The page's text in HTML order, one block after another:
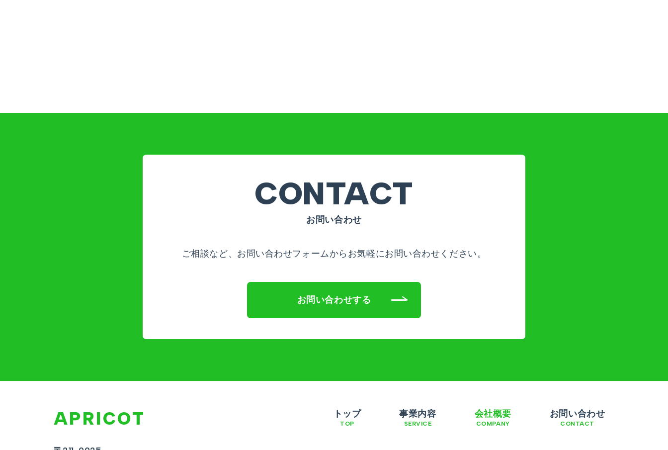
CONTACT
お問い合わせ
ご相談など、お問い合わせフォームから お気軽にお問い合わせください。
お問い合わせする
APRICOT トップ
TOP
事業内容
SERVICE
会社概要
COMPANY
お問い合わせ
CONTACT